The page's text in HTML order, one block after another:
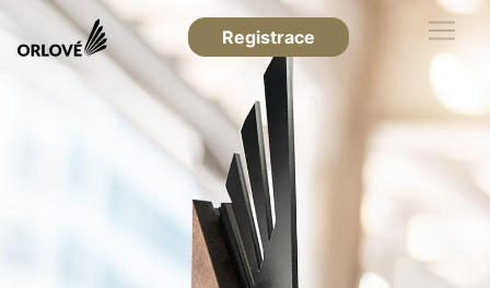
Registrace